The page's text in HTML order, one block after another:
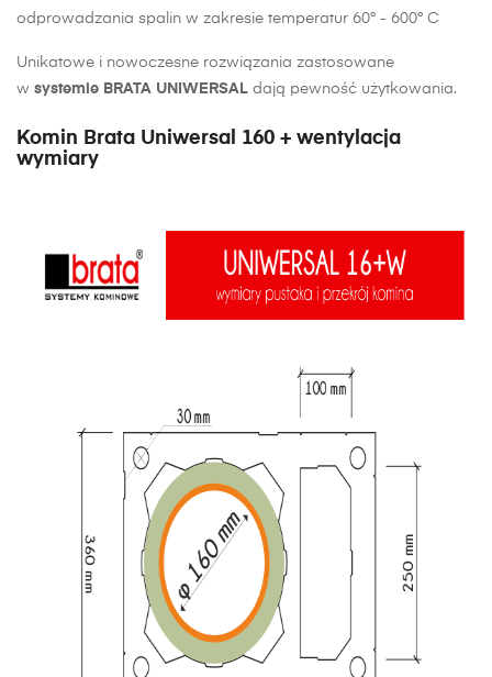
odprowadzania spalin w zakresie temperatur 60° - 600° C
Unikatowe i nowoczesne rozwiązania zastosowane
w systemie BRATA UNIWERSAL dają pewność użytkowania.
Komin Brata Uniwersal 160 + wentylacja
wymiary